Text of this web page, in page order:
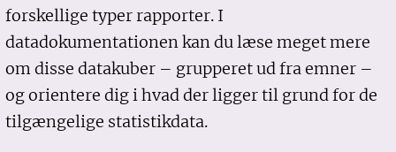
forskellige typer rapporter. I
datadokumentationen kan du læse meget mere
om disse datakuber – grupperet ud fra emner –
og orientere dig i hvad der ligger til grund for de
tilgængelige statistikdata.